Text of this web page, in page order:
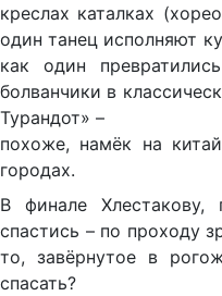
креслах каталках
один танец исполняют
как один
болванчики в
Турандот» –
похоже, намёк на
городах.
В финале
спастись – по проходу
то, завёрнутое в
спасать?